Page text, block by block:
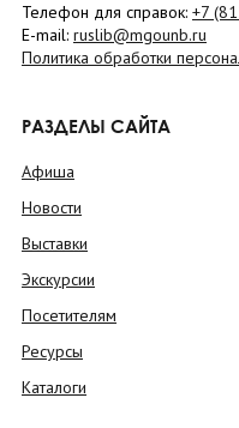
Телефон для справок: +7
E-mail: ruslib@mgounb.ru
Политика обработки
РАЗДЕЛЫ САЙТА
Афиша
Новости
Выставки
Экскурсии
Посетителям
Ресурсы
Каталоги